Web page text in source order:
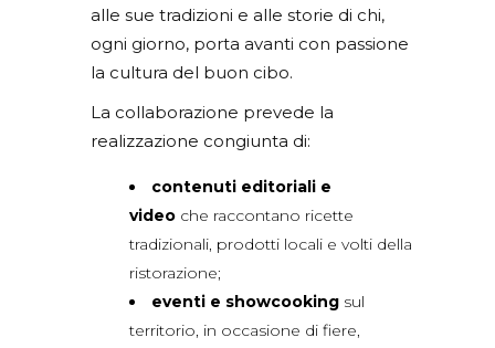
alle sue tradizioni e alle storie di chi,
ogni giorno, porta avanti con passione
la cultura del buon cibo.
La collaborazione prevede la
realizzazione congiunta di:
contenuti editoriali e
video che raccontano ricette
tradizionali, prodotti locali e volti della
ristorazione;
eventi e showcooking sul
territorio, in occasione di fiere,